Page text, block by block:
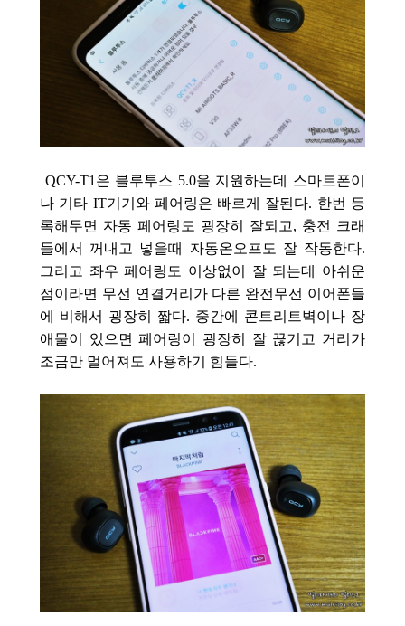
QCY-T1은 블루투스 5.0을 지원하는데 스마트폰이
나 기타 IT기기와 페어링은 빠르게 잘된다. 한번 등
록해두면 자동 페어링도 굉장히 잘되고, 충전 크래
들에서 꺼내고 넣을때 자동온오프도 잘 작동한다.
그리고 좌우 페어링도 이상없이 잘 되는데 아쉬운
점이라면 무선 연결거리가 다른 완전무선 이어폰들
에 비해서 굉장히 짧다. 중간에 콘트리트벽이나 장
애물이 있으면 페어링이 굉장히 잘 끊기고 거리가
조금만 멀어져도 사용하기 힘들다.